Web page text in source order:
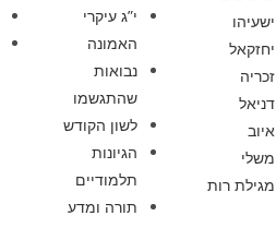
ישעיהו
יחזקאל
זכריה
דניאל
איוב
משלי
מגילת רות
י”ג עיקרי
האמונה
נבואות
שהתגשמו
לשון הקודש
הגיונות
תלמודיים
תורה ומדע